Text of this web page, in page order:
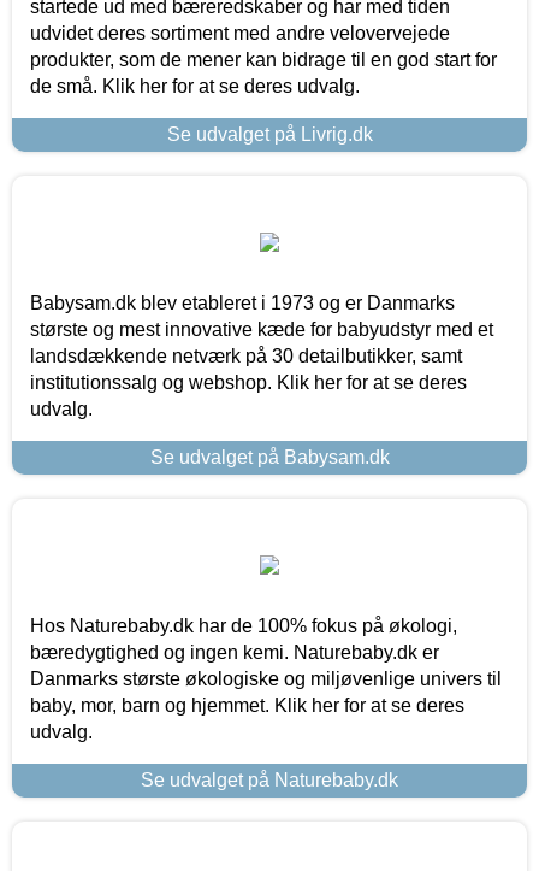
startede ud med bæreredskaber og har med tiden
udvidet deres sortiment med andre velovervejede
produkter, som de mener kan bidrage til en god start for
de små. Klik her for at se deres udvalg.
Se udvalget på Livrig.dk
Babysam.dk blev etableret i 1973 og er Danmarks
største og mest innovative kæde for babyudstyr med et
landsdækkende netværk på 30 detailbutikker, samt
institutionssalg og webshop. Klik her for at se deres
udvalg.
Se udvalget på Babysam.dk
Hos Naturebaby.dk har de 100% fokus på økologi,
bæredygtighed og ingen kemi. Naturebaby.dk er
Danmarks største økologiske og miljøvenlige univers til
baby, mor, barn og hjemmet. Klik her for at se deres
udvalg.
Se udvalget på Naturebaby.dk